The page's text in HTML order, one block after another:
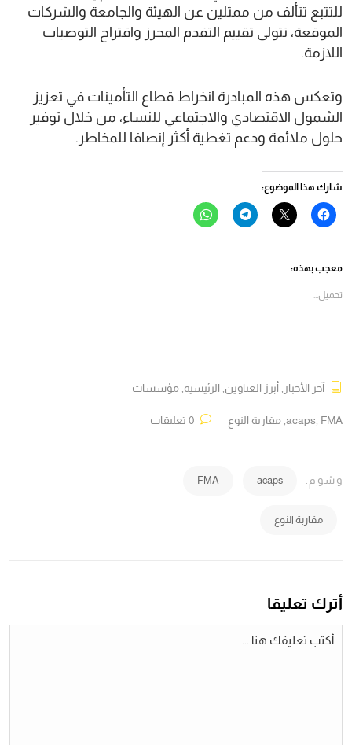
للتتبع تتألف من ممثلين عن الهيئة والجامعة والشركات
الموقعة، تتولى تقييم التقدم المحرز واقتراح التوصيات
اللازمة.
وتعكس هذه المبادرة انخراط قطاع التأمينات في تعزيز
الشمول الاقتصادي والاجتماعي للنساء، من خلال توفير
حلول ملائمة ودعم تغطية أكثر إنصافا للمخاطر.
شارك هذا الموضوع:
انقر
للمشاركة
(فتح
في
نافذة
النقر
للمشاركة
انقر
للمشاركة
انقر
للمشاركة
معجب بهذه:
تحميل...
آخر الأخبار أبرز العناوين الرئيسية مؤسسات
acaps FMA مقاربة النوع
وسُوم: acaps
FMA
مقاربة النوع
أترك تعليقا